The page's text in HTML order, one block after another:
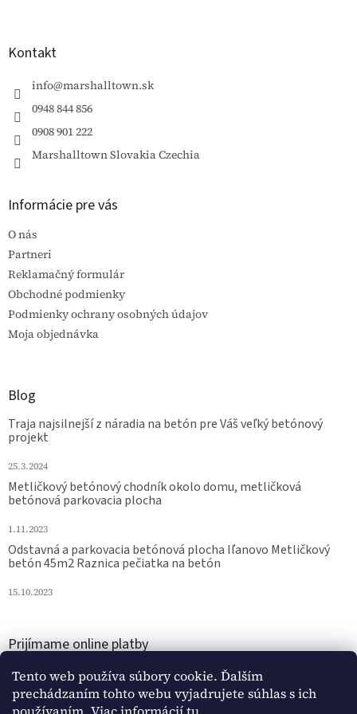
Tento web používa súbory cookie. Ďalším
prechádzaním tohto webu vyjadrujete súhlas s ich
Kontakt
info@marshalltown.sk
0948 844 856
0908 901 222
Marshalltown Slovakia Czechia
Informácie pre vás
O nás
Partneri
Reklamačný formulár
Obchodné podmienky
Podmienky ochrany osobných údajov
Moja objednávka
Blog
Traja najsilnejší z náradia na betón pre Váš veľký betónový
projekt
25.3.2024
Metličkový betónový chodník okolo domu, metličková
betónová parkovacia plocha
1.11.2023
Odstavná a parkovacia betónová plocha Iľanovo Metličkový
betón 45m2 Raznica pečiatka na betón
15.10.2023
Prijímame online platby